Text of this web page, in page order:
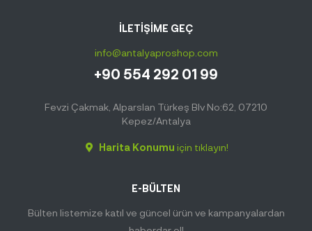
E-BÜLTEN
Bülten listemize katıl ve güncel ürün ve kampanyalardan
İLETİŞİME GEÇ
info@antalyaproshop.com
+90 554 292 01 99
Fevzi Çakmak, Alparslan Türkeş Blv No:62, 07210
Kepez/Antalya
Harita Konumu için tıklayın!